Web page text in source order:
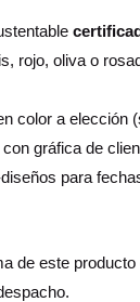
rojo, oliva o
color a elección
con gráfica de
para
de este producto